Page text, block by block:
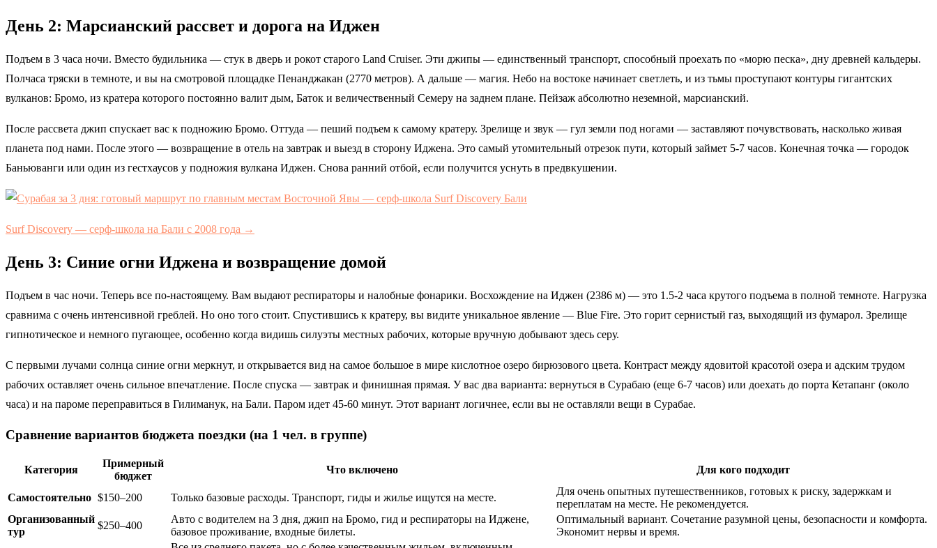
День 2: Марсианский рассвет и дорога на Иджен
Подъем в 3 часа ночи. Вместо будильника — стук в дверь и рокот старого Land Cruiser. Эти джипы — единственный транспорт, способный проехать по «морю песка», дну древней кальдеры.
Полчаса тряски в темноте, и вы на смотровой площадке Пенанджакан (2770 метров). А дальше — магия. Небо на востоке начинает светлеть, и из тьмы проступают контуры гигантских
вулканов: Бромо, из кратера которого постоянно валит дым, Баток и величественный Семеру на заднем плане. Пейзаж абсолютно неземной, марсианский.
После рассвета джип спускает вас к подножию Бромо. Оттуда — пеший подъем к самому кратеру. Зрелище и звук — гул земли под ногами — заставляют почувствовать, насколько живая
планета под нами. После этого — возвращение в отель на завтрак и выезд в сторону Иджена. Это самый утомительный отрезок пути, который займет 5-7 часов. Конечная точка — городок
Баньюванги или один из гестхаусов у подножия вулкана Иджен. Снова ранний отбой, если получится уснуть в предвкушении.
Surf Discovery — серф-школа на Бали с 2008 года →
День 3: Синие огни Иджена и возвращение домой
Подъем в час ночи. Теперь все по-настоящему. Вам выдают респираторы и налобные фонарики. Восхождение на Иджен (2386 м) — это 1.5-2 часа крутого подъема в полной темноте. Нагрузка
сравнима с очень интенсивной греблей. Но оно того стоит. Спустившись к кратеру, вы видите уникальное явление — Blue Fire. Это горит сернистый газ, выходящий из фумарол. Зрелище
гипнотическое и немного пугающее, особенно когда видишь силуэты местных рабочих, которые вручную добывают здесь серу.
С первыми лучами солнца синие огни меркнут, и открывается вид на самое большое в мире кислотное озеро бирюзового цвета. Контраст между ядовитой красотой озера и адским трудом
рабочих оставляет очень сильное впечатление. После спуска — завтрак и финишная прямая. У вас два варианта: вернуться в Сурабаю (еще 6-7 часов) или доехать до порта Кетапанг (около
часа) и на пароме переправиться в Гилиманук, на Бали. Паром идет 45-60 минут. Этот вариант логичнее, если вы не оставляли вещи в Сурабае.
Сравнение вариантов бюджета поездки (на 1 чел. в группе)
Категория
Примерный
бюджет
Что включено Для кого подходит
Самостоятельно $150–200 Только базовые расходы. Транспорт, гиды и жилье ищутся на месте.
Для очень опытных путешественников, готовых к риску, задержкам и
переплатам на месте. Не рекомендуется.
Организованный
тур
$250–400
Авто с водителем на 3 дня, джип на Бромо, гид и респираторы на Иджене,
базовое проживание, входные билеты.
Оптимальный вариант. Сочетание разумной цены, безопасности и комфорта.
Экономит нервы и время.